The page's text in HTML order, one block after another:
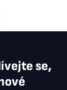
se,